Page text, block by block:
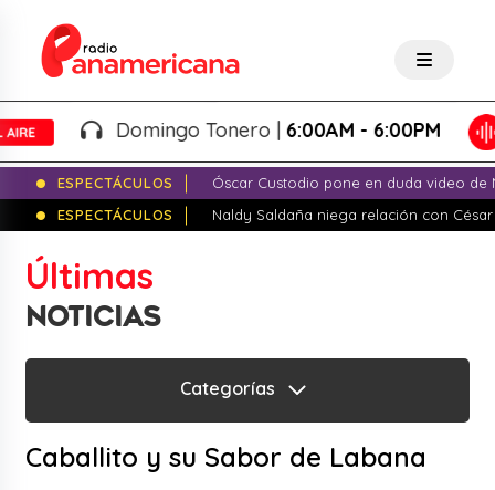
Domingo Tonero | 6:00AM - 6:00PM
ESPECTÁCULOS
Óscar Custodio pone en duda video de
ESPECTÁCULOS
Naldy Saldaña niega relación con
Últimas
NOTICIAS
Categorías
Caballito y su Sabor de Labana